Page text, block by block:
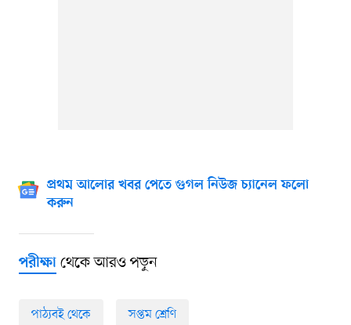
প্রথম আলোর খবর পেতে গুগল নিউজ চ্যানেল ফলো
করুন
পরীক্ষাথেকে আরও পড়ুন
পাঠ্যবই থেকে সপ্তম শ্রেণি